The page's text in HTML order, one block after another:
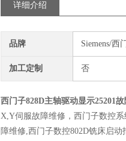
详细介绍
品牌 Siemens/西
加工定制 否
西门子828D主轴驱动显示25201
X,Y伺服故障维修，西门子数控系
障维修,西门子数控802D铣床启动